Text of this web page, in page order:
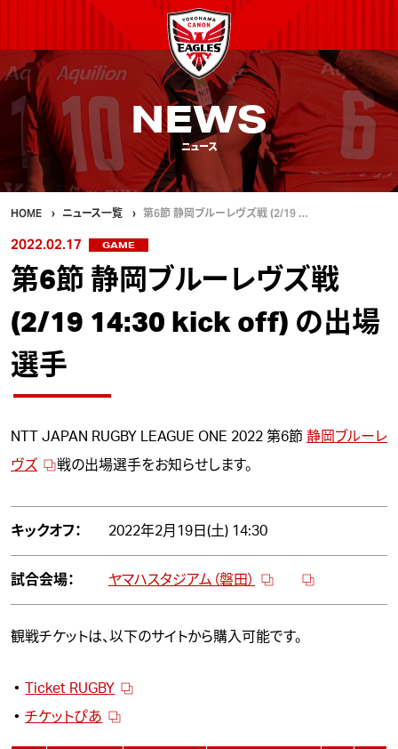
NEWS
ニュース
HOME ニュース一覧 第6節 静岡ブルーレヴズ戦 (2/19 …
2022.02.17 GAME
第6節 静岡ブルーレヴズ戦
(2/19 14:30 kick off) の出場
選手
NTT JAPAN RUGBY LEAGUE ONE 2022 第6節 静岡ブルーレ
ヴズ
戦の出場選手をお知らせします。
キックオフ： 2022年2月19日(土) 14:30
試合会場： ヤマハスタジアム（磐田）
観戦チケットは、以下のサイトから購入可能です。
Ticket RUGBY
チケットぴあ